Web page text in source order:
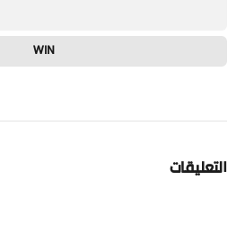
WIN
التعليقات